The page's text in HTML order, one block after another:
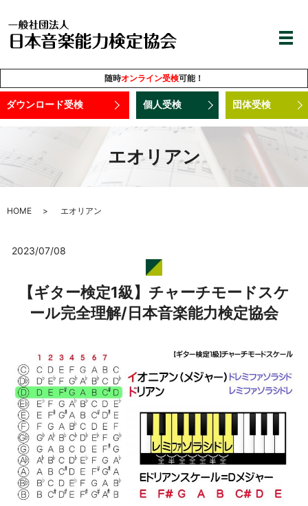
随時オンライン受検可能！
ダウンロード受検 個人受検 団体受検
エオリアン
HOME エオリアン
2023/07/08
【ギター検定1級】チャーチモードスケ
ール完全理解/日本音楽能力検定協会